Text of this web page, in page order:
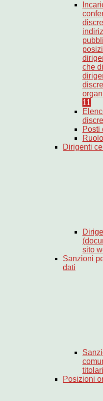
che
11
Posti
Dirigenti
sito
Sanzioni
dati
Posizioni